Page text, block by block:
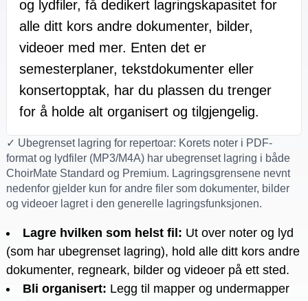
og lydfiler, få dedikert lagringskapasitet for
alle ditt kors andre dokumenter, bilder,
videoer med mer. Enten det er
semesterplaner, tekstdokumenter eller
konsertopptak, har du plassen du trenger
for å holde alt organisert og tilgjengelig.
✓ Ubegrenset lagring for repertoar: Korets noter i PDF-
format og lydfiler (MP3/M4A) har ubegrenset lagring i både
ChoirMate Standard og Premium. Lagringsgrensene nevnt
nedenfor gjelder kun for andre filer som dokumenter, bilder
og videoer lagret i den generelle lagringsfunksjonen.
Lagre hvilken som helst fil: Ut over noter og lyd
(som har ubegrenset lagring), hold alle ditt kors andre
dokumenter, regneark, bilder og videoer på ett sted.
Bli organisert: Legg til mapper og undermapper